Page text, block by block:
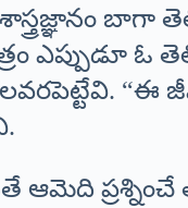
బాగా
ఓ
“ఈ
ఆమెది